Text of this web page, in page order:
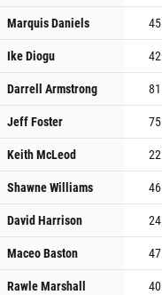
Marquis Daniels
45
Ike Diogu
42
Darrell Armstrong
81
Jeff Foster
75
Keith McLeod
22
Shawne Williams
46
David Harrison
24
Maceo Baston
47
Rawle Marshall
40